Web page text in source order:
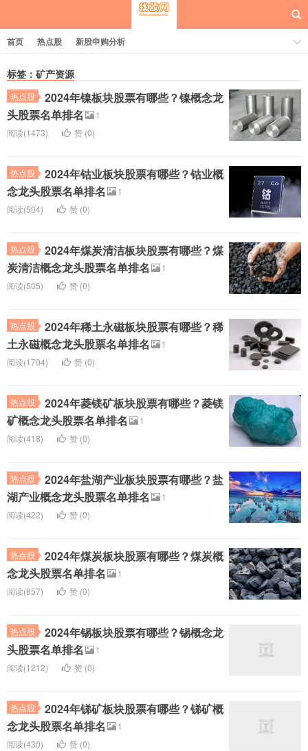
首页 热点股 新股申购分析
标签：矿产资源
热点股
2024年镍板块股票有哪些？镍概念龙
头股票名单排名
1
阅读(1473)
赞 (0)
热点股
2024年钴业板块股票有哪些？钴业概
念龙头股票名单排名
1
阅读(504)
赞 (0)
热点股
2024年煤炭清洁板块股票有哪些？煤
炭清洁概念龙头股票名单排名
1
阅读(505)
赞 (0)
热点股
2024年稀土永磁板块股票有哪些？稀
土永磁概念龙头股票名单排名
1
阅读(1704)
赞 (0)
热点股
2024年菱镁矿板块股票有哪些？菱镁
矿概念龙头股票名单排名
1
阅读(418)
赞 (0)
热点股
2024年盐湖产业板块股票有哪些？盐
湖产业概念龙头股票名单排名
1
阅读(422)
赞 (0)
热点股
2024年煤炭板块股票有哪些？煤炭概
念龙头股票名单排名
1
阅读(857)
赞 (0)
热点股
2024年锡板块股票有哪些？锡概念龙
头股票名单排名
1
阅读(1212)
赞 (0)
热点股
2024年锑矿板块股票有哪些？锑矿概
念龙头股票名单排名
1
阅读(430)
赞 (0)